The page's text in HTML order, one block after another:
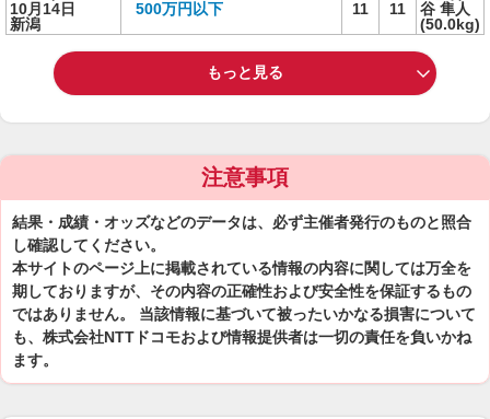
10月14日
新潟
500万円以下 11 11
谷 隼人
(50.0kg)
もっと見る
注意事項
結果・成績・オッズなどのデータは、必ず主催者発行のものと照合
し確認してください。
本サイトのページ上に掲載されている情報の内容に関しては万全を
期しておりますが、その内容の正確性および安全性を保証するもの
ではありません。 当該情報に基づいて被ったいかなる損害について
も、株式会社NTTドコモおよび情報提供者は一切の責任を負いかね
ます。